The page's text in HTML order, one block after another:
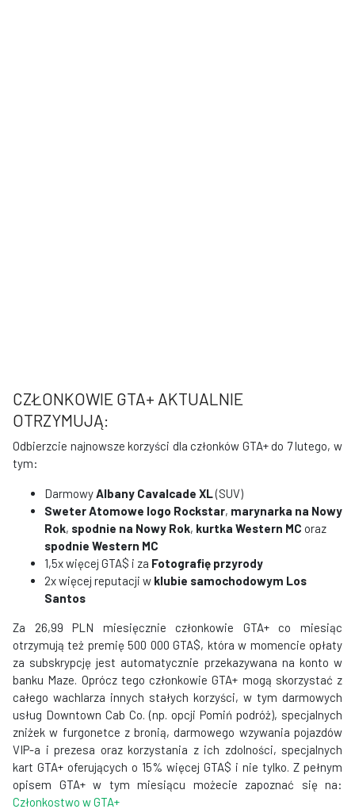
CZŁONKOWIE GTA+ AKTUALNIE
OTRZYMUJĄ:
Odbierzcie najnowsze korzyści dla członków GTA+ do 7 lutego, w
tym:
DarmowyAlbany Cavalcade XL(SUV)
Sweter Atomowe logo Rockstar, marynarka na Nowy
Rok, spodnie na Nowy Rok, kurtka Western MC oraz
spodnie Western MC
1,5x więcej GTA$ i za Fotografię przyrody
2x więcej reputacji w klubie samochodowym Los
Santos
Za 26,99 PLN miesięcznie członkowie GTA+ co miesiąc
otrzymują też premię 500 000 GTA$, która w momencie opłaty
za subskrypcję jest automatycznie przekazywana na konto w
banku Maze. Oprócz tego członkowie GTA+ mogą skorzystać z
całego wachlarza innych stałych korzyści, w tym darmowych
usług Downtown Cab Co. (np. opcji Pomiń podróż), specjalnych
zniżek w furgonetce z bronią, darmowego wzywania pojazdów
VIP-a i prezesa oraz korzystania z ich zdolności, specjalnych
kart GTA+ oferujących o 15% więcej GTA$ i nie tylko. Z pełnym
opisem GTA+ w tym miesiącu możecie zapoznać się na:
Członkostwo w GTA+